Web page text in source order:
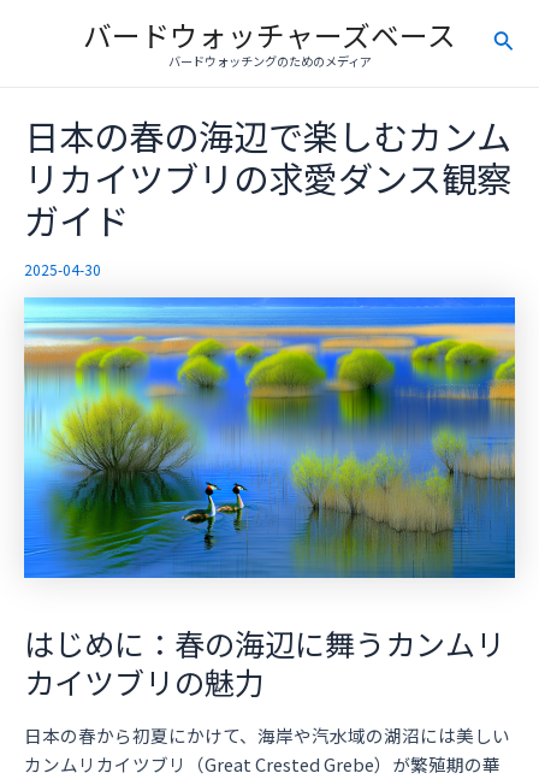
バードウォッチャーズベース
バードウォッチングのためのメディア
検
日本の春の海辺で楽しむカンム
リカイツブリの求愛ダンス観察
ガイド
2025-04-30
はじめに：春の海辺に舞うカンムリ
カイツブリの魅力
日本の春から初夏にかけて、海岸や汽水域の湖沼には美しい
カンムリカイツブリ（Great Crested Grebe）が繁殖期の華